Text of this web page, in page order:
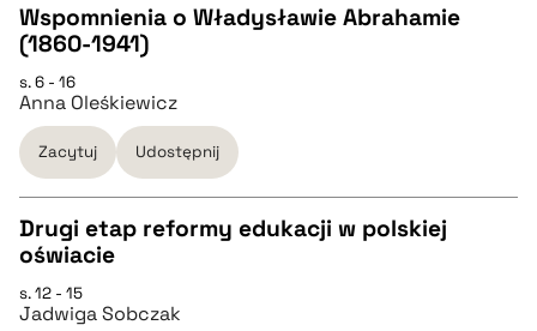
BIBTEX
pobierz cytat
CZYSTY TEKST
pobierz cytat
BIBTEX
Wspomnienia o Władysławie Abrahamie
(1860-1941)
s. 6 - 16
Anna Oleśkiewicz
Zacytuj Udostępnij
Drugi etap reformy edukacji w polskiej
oświacie
s. 12 - 15
Jadwiga Sobczak